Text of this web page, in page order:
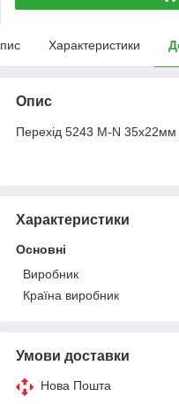
Характеристики
Опис
Перехід 5243 M-N
Характеристики
Основні
Виробник
Країна виробник
Умови доставки
Нова Пошта